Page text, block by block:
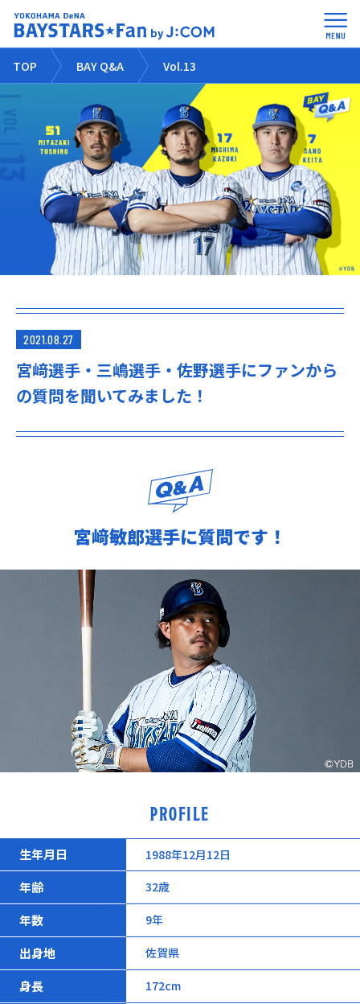
TOP BAY Q&A Vol.13
2021.08.27
宮﨑選手・三嶋選手・佐野選手にファンから
の質問を聞いてみました！
宮﨑敏郎選手に質問です！
PROFILE
生年月日 1988年12月12日
年齢 32歳
年数 9年
出身地 佐賀県
身長 172cm